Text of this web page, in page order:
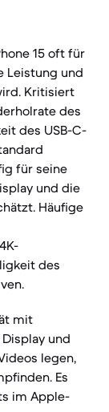
15 oft für
Leistung und
Kritisiert
des
des USB-C-
für seine
und die
Häufige
des
mit
und
legen,
Es
im Apple-